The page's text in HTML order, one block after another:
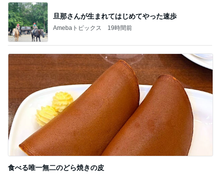
旦那さんが生まれてはじめてやった速歩
Amebaトピックス 19時間前
食べる唯一無二のどら焼きの皮